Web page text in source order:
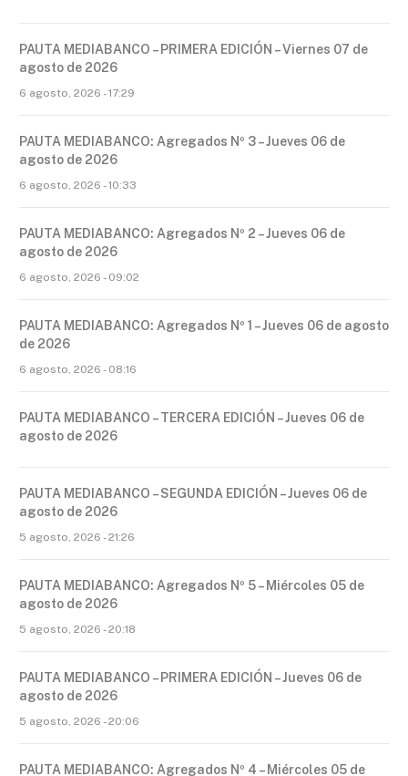
PAUTA MEDIABANCO – PRIMERA EDICIÓN – Viernes 07 de
agosto de 2026
6 agosto, 2026 - 17:29
PAUTA MEDIABANCO: Agregados Nº 3 – Jueves 06 de
agosto de 2026
6 agosto, 2026 - 10:33
PAUTA MEDIABANCO: Agregados Nº 2 – Jueves 06 de
agosto de 2026
6 agosto, 2026 - 09:02
PAUTA MEDIABANCO: Agregados Nº 1 – Jueves 06 de agosto
de 2026
6 agosto, 2026 - 08:16
PAUTA MEDIABANCO – TERCERA EDICIÓN – Jueves 06 de
agosto de 2026
PAUTA MEDIABANCO – SEGUNDA EDICIÓN – Jueves 06 de
agosto de 2026
5 agosto, 2026 - 21:26
PAUTA MEDIABANCO: Agregados Nº 5 – Miércoles 05 de
agosto de 2026
5 agosto, 2026 - 20:18
PAUTA MEDIABANCO – PRIMERA EDICIÓN – Jueves 06 de
agosto de 2026
5 agosto, 2026 - 20:06
PAUTA MEDIABANCO: Agregados Nº 4 – Miércoles 05 de